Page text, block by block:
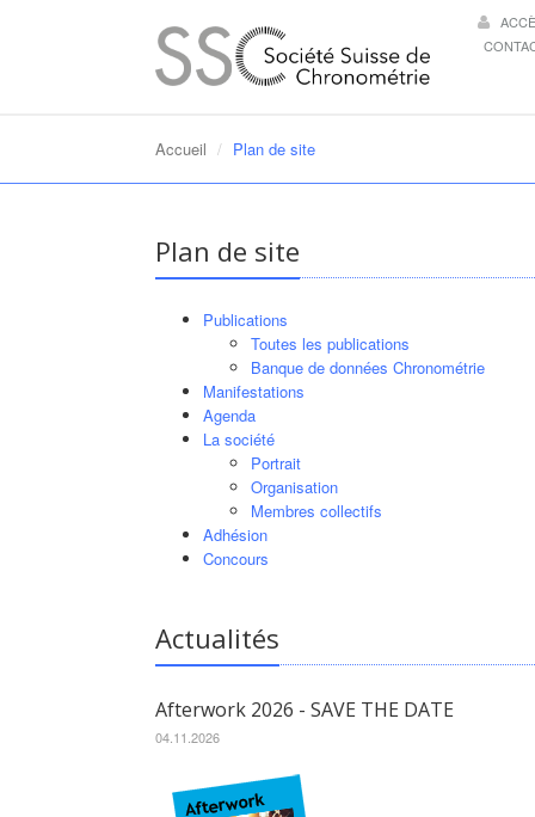
Accueil Plan de site
Plan de site
Publications
Toutes les publications
Banque de données Chronométrie
Manifestations
Agenda
La société
Portrait
Organisation
Membres collectifs
Adhésion
Concours
Actualités
Afterwork 2026 - SAVE THE DATE
04.11.2026